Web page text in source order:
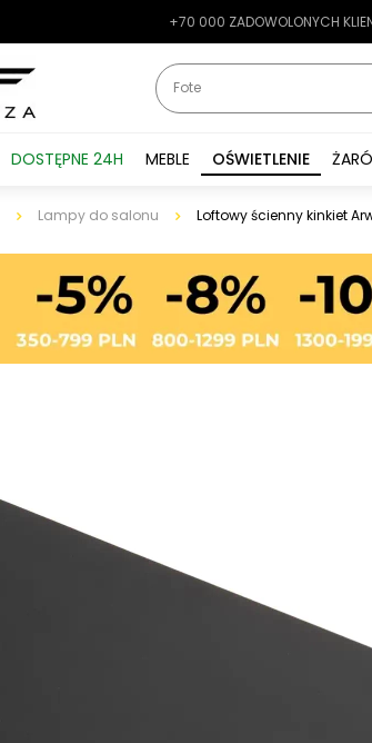
-7%
+70 000 ZADOWOLONYCH
|
DOSTĘPNE 24H MEBLE OŚWIETLENIE
Lampy do salonu Loftowy ścienny kinkiet